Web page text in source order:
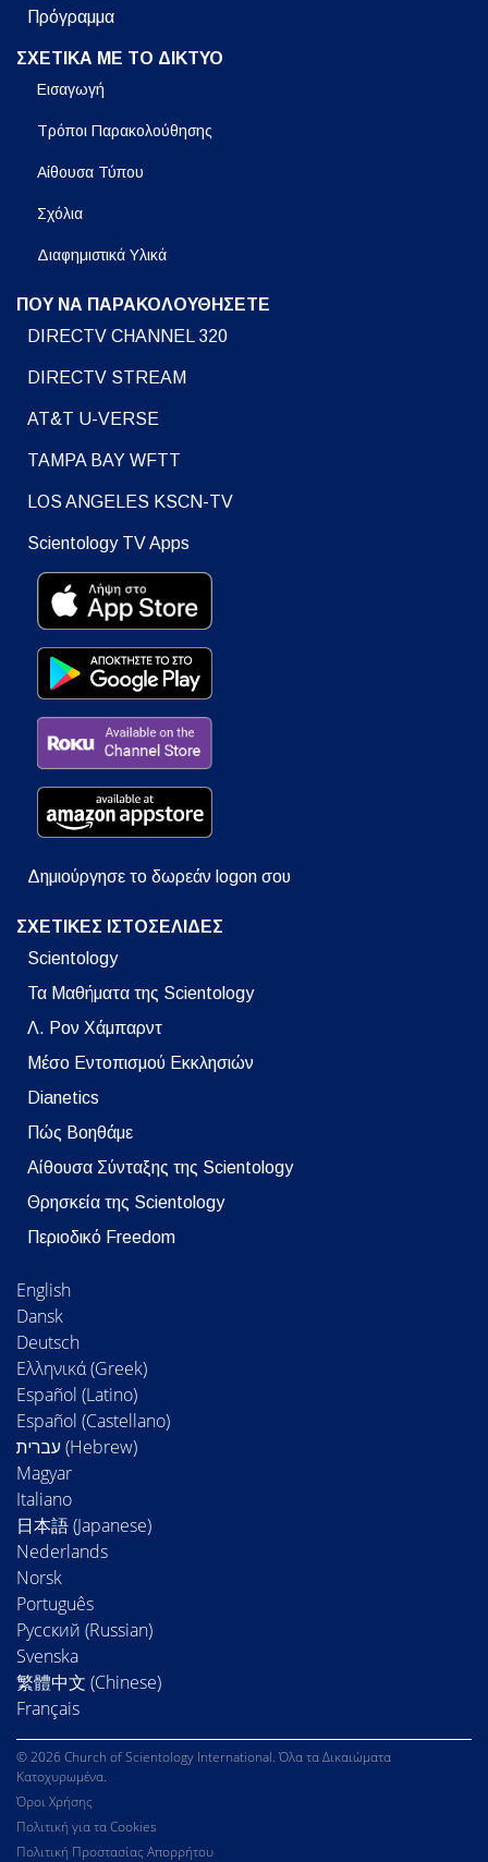
Πρόγραμμα
ΣΧΕΤΙΚΑ ΜΕ ΤΟ ΔΙΚΤΥΟ
Εισαγωγή
Τρόποι Παρακολούθησης
Αίθουσα Τύπου
Σχόλια
Διαφημιστικά Υλικά
ΠΟΥ ΝΑ ΠΑΡΑΚΟΛΟΥΘΗΣΕΤΕ
DIRECTV CHANNEL 320
DIRECTV STREAM
AT&T U-VERSE
TAMPA BAY WFTT
LOS ANGELES KSCN-TV
Scientology TV Apps
Δημιούργησε το δωρεάν logon σου
ΣΧΕΤΙΚΕΣ ΙΣΤΟΣΕΛΙΔΕΣ
Scientology
Τα Μαθήματα της Scientology
Λ. Ρον Χάμπαρντ
Μέσο Εντοπισμού Εκκλησιών
Dianetics
Πώς Βοηθάμε
Αίθουσα Σύνταξης της Scientology
Θρησκεία της Scientology
Περιοδικό Freedom
English
Dansk
Deutsch
Ελληνικά (Greek)
Español (Latino)
Español (Castellano)
Magyar
Italiano
日本語 (Japanese)
Nederlands
Norsk
Português
Русский (Russian)
Svenska
繁體中文 (Chinese)
Français
© 2026 Church of Scientology International. Όλα τα Δικαιώματα
Κατοχυρωμένα.
Όροι Χρήσης
Πολιτική για τα Cookies
Πολιτική Προστασίας Απορρήτου